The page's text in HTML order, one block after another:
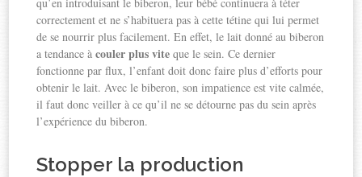
correctement et ne s’habituera pas à cette tétine qui lui permet
de se nourrir plus facilement. En effet, le lait donné au biberon
a tendance àcouler plus vite que le sein. Ce dernier
fonctionne par flux, l’enfant doit donc faire plus d’efforts pour
obtenir le lait. Avec le biberon, son impatience est vite calmée,
il faut donc veiller à ce qu’il ne se détourne pas du sein après
l’expérience du biberon.
Stopper la production